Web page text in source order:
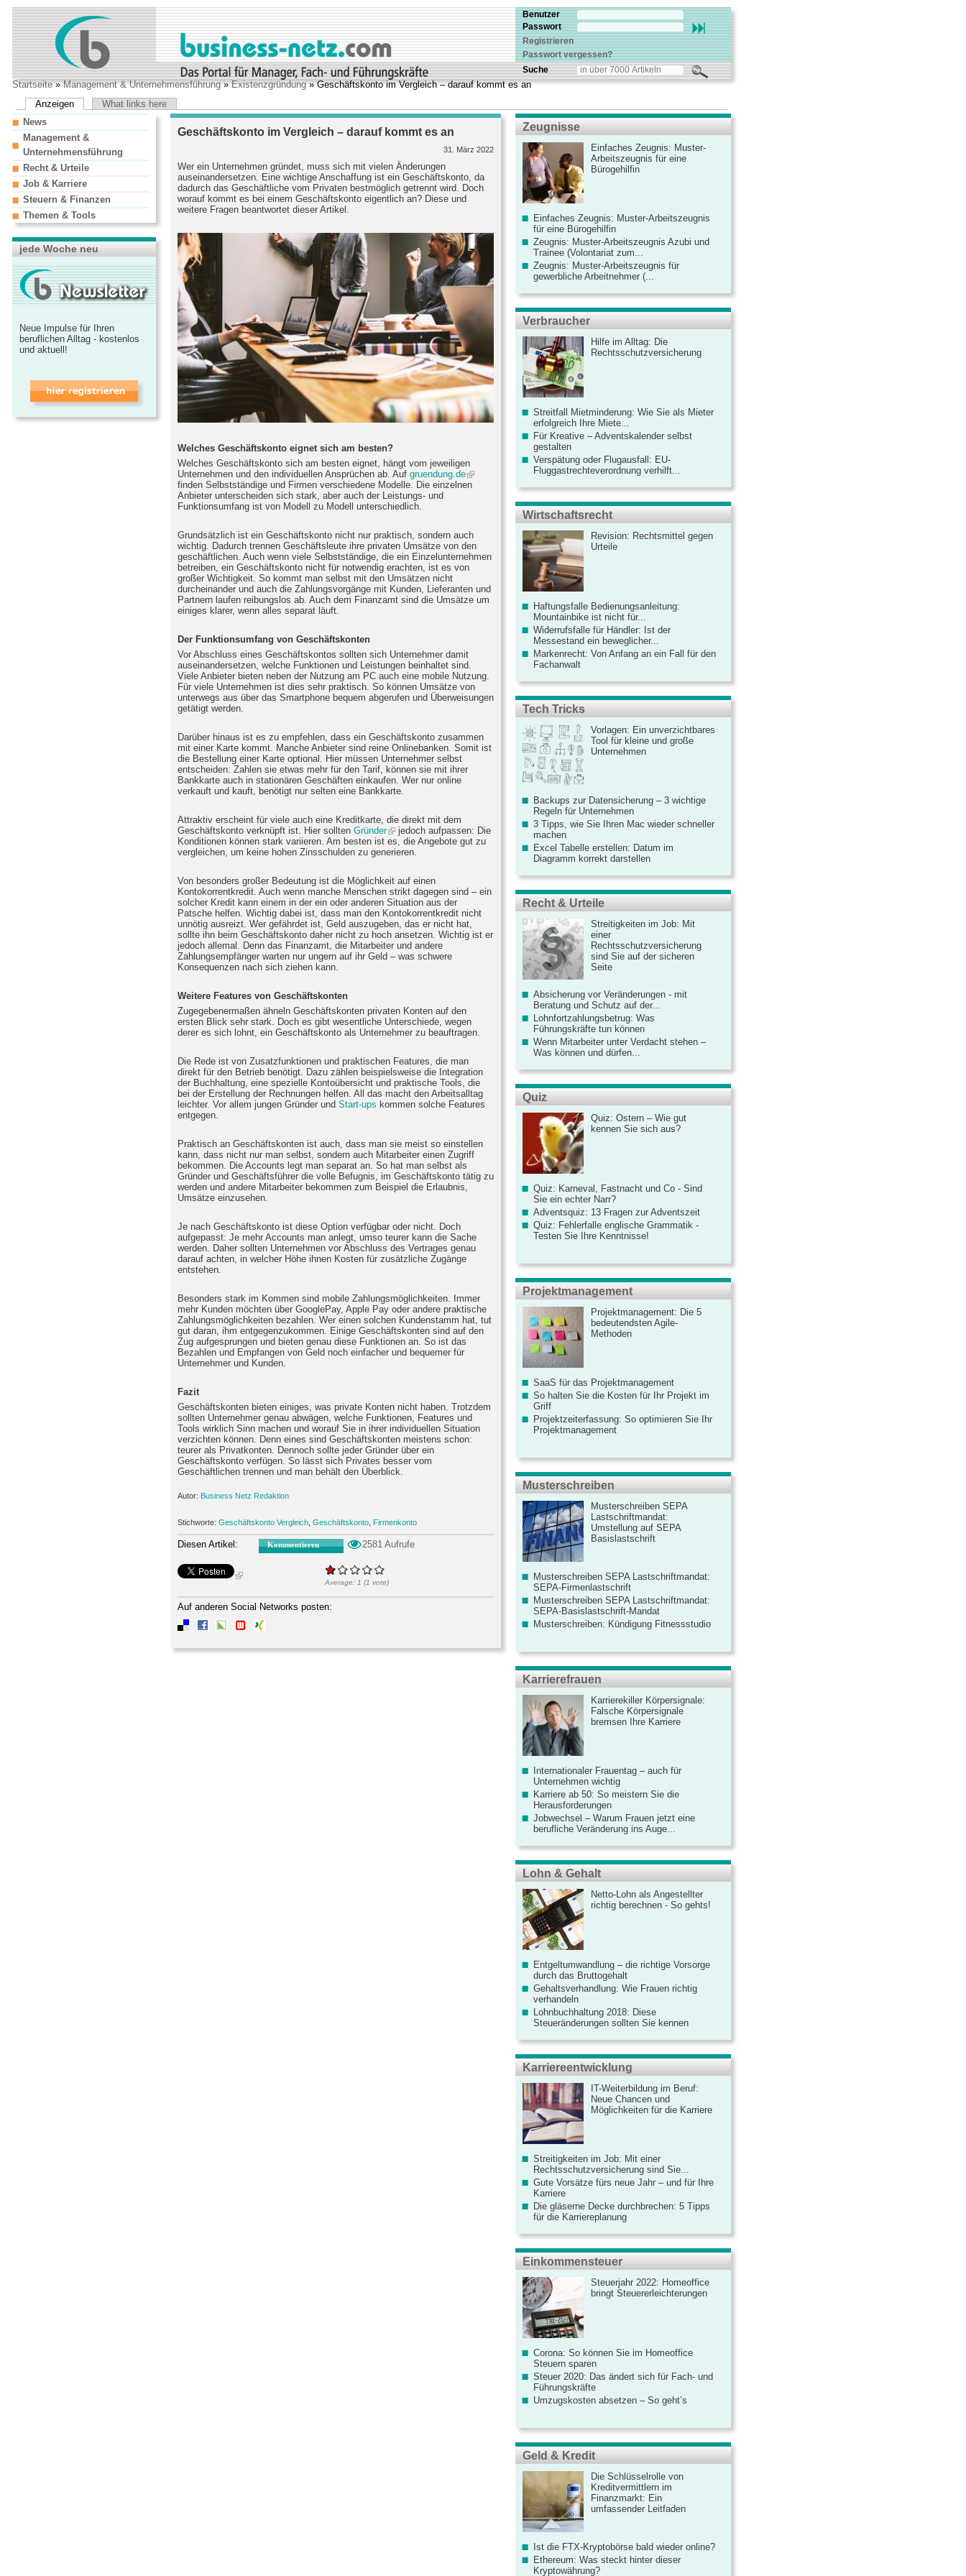
Benutzer
Passwort
Registrieren
Passwort vergessen?
Suche
Startseite»Management & Unternehmensführung»Existenzgründung» Geschäftskonto im Vergleich – darauf kommt es an
Anzeigen
What links here
Geschäftskonto im Vergleich – darauf kommt es an
31. März 2022
Wer ein Unternehmen gründet, muss sich mit vielen Änderungen
auseinandersetzen. Eine wichtige Anschaffung ist ein Geschäftskonto, da
dadurch das Geschäftliche vom Privaten bestmöglich getrennt wird. Doch
worauf kommt es bei einem Geschäftskonto eigentlich an? Diese und
weitere Fragen beantwortet dieser Artikel.
Welches Geschäftskonto eignet sich am besten?
Welches Geschäftskonto sich am besten eignet, hängt vom jeweiligen
Unternehmen und den individuellen Ansprüchen ab. Auf gruendung.de
finden Selbstständige und Firmen verschiedene Modelle. Die einzelnen
Anbieter unterscheiden sich stark, aber auch der Leistungs- und
Funktionsumfang ist von Modell zu Modell unterschiedlich.
Grundsätzlich ist ein Geschäftskonto nicht nur praktisch, sondern auch
wichtig. Dadurch trennen Geschäftsleute ihre privaten Umsätze von den
geschäftlichen. Auch wenn viele Selbstständige, die ein Einzelunternehmen
betreiben, ein Geschäftskonto nicht für notwendig erachten, ist es von
großer Wichtigkeit. So kommt man selbst mit den Umsätzen nicht
durcheinander und auch die Zahlungsvorgänge mit Kunden, Lieferanten und
Partnern laufen reibungslos ab. Auch dem Finanzamt sind die Umsätze um
einiges klarer, wenn alles separat läuft.
Der Funktionsumfang von Geschäftskonten
Vor Abschluss eines Geschäftskontos sollten sich Unternehmer damit
auseinandersetzen, welche Funktionen und Leistungen beinhaltet sind.
Viele Anbieter bieten neben der Nutzung am PC auch eine mobile Nutzung.
Für viele Unternehmen ist dies sehr praktisch. So können Umsätze von
unterwegs aus über das Smartphone bequem abgerufen und Überweisungen
getätigt werden.
Darüber hinaus ist es zu empfehlen, dass ein Geschäftskonto zusammen
mit einer Karte kommt. Manche Anbieter sind reine Onlinebanken. Somit ist
die Bestellung einer Karte optional. Hier müssen Unternehmer selbst
entscheiden: Zahlen sie etwas mehr für den Tarif, können sie mit ihrer
Bankkarte auch in stationären Geschäften einkaufen. Wer nur online
verkauft und kauft, benötigt nur selten eine Bankkarte.
Attraktiv erscheint für viele auch eine Kreditkarte, die direkt mit dem
Geschäftskonto verknüpft ist. Hier sollten Gründer
jedoch aufpassen: Die
Konditionen können stark variieren. Am besten ist es, die Angebote gut zu
vergleichen, um keine hohen Zinsschulden zu generieren.
Von besonders großer Bedeutung ist die Möglichkeit auf einen
Kontokorrentkredit. Auch wenn manche Menschen strikt dagegen sind – ein
solcher Kredit kann einem in der ein oder anderen Situation aus der
Patsche helfen. Wichtig dabei ist, dass man den Kontokorrentkredit nicht
unnötig ausreizt. Wer gefährdet ist, Geld auszugeben, das er nicht hat,
sollte ihn beim Geschäftskonto daher nicht zu hoch ansetzen. Wichtig ist er
jedoch allemal. Denn das Finanzamt, die Mitarbeiter und andere
Zahlungsempfänger warten nur ungern auf ihr Geld – was schwere
Konsequenzen nach sich ziehen kann.
Weitere Features von Geschäftskonten
Zugegebenermaßen ähneln Geschäftskonten privaten Konten auf den
ersten Blick sehr stark. Doch es gibt wesentliche Unterschiede, wegen
derer es sich lohnt, ein Geschäftskonto als Unternehmer zu beauftragen.
Die Rede ist von Zusatzfunktionen und praktischen Features, die man
direkt für den Betrieb benötigt. Dazu zählen beispielsweise die Integration
der Buchhaltung, eine spezielle Kontoübersicht und praktische Tools, die
bei der Erstellung der Rechnungen helfen. All das macht den Arbeitsalltag
leichter. Vor allem jungen Gründer und Start-ups kommen solche Features
entgegen.
Praktisch an Geschäftskonten ist auch, dass man sie meist so einstellen
kann, dass nicht nur man selbst, sondern auch Mitarbeiter einen Zugriff
bekommen. Die Accounts legt man separat an. So hat man selbst als
Gründer und Geschäftsführer die volle Befugnis, im Geschäftskonto tätig zu
werden und andere Mitarbeiter bekommen zum Beispiel die Erlaubnis,
Umsätze einzusehen.
Je nach Geschäftskonto ist diese Option verfügbar oder nicht. Doch
aufgepasst: Je mehr Accounts man anlegt, umso teurer kann die Sache
werden. Daher sollten Unternehmen vor Abschluss des Vertrages genau
darauf achten, in welcher Höhe ihnen Kosten für zusätzliche Zugänge
entstehen.
Besonders stark im Kommen sind mobile Zahlungsmöglichkeiten. Immer
mehr Kunden möchten über GooglePay, Apple Pay oder andere praktische
Zahlungsmöglichkeiten bezahlen. Wer einen solchen Kundenstamm hat, tut
gut daran, ihm entgegenzukommen. Einige Geschäftskonten sind auf den
Zug aufgesprungen und bieten genau diese Funktionen an. So ist das
Bezahlen und Empfangen von Geld noch einfacher und bequemer für
Unternehmer und Kunden.
Fazit
Geschäftskonten bieten einiges, was private Konten nicht haben. Trotzdem
sollten Unternehmer genau abwägen, welche Funktionen, Features und
Tools wirklich Sinn machen und worauf Sie in ihrer individuellen Situation
verzichten können. Denn eines sind Geschäftskonten meistens schon:
teurer als Privatkonten. Dennoch sollte jeder Gründer über ein
Geschäftskonto verfügen. So lässt sich Privates besser vom
Geschäftlichen trennen und man behält den Überblick.
Autor: Business Netz Redaktion
Stichworte: Geschäftskonto Vergleich, Geschäftskonto, Firmenkonto
Diesen Artikel: Kommentieren 2581 Aufrufe
Average: 1 (1 vote)
Auf anderen Social Networks posten:
News
Management &
Unternehmensführung
Recht & Urteile
Job & Karriere
Steuern & Finanzen
Themen & Tools
jede Woche neu
Neue Impulse für Ihren
beruflichen Alltag - kostenlos
und aktuell!
Zeugnisse
Einfaches Zeugnis: Muster-
Arbeitszeugnis für eine
Bürogehilfin
Einfaches Zeugnis: Muster-Arbeitszeugnis
für eine Bürogehilfin
Zeugnis: Muster-Arbeitszeugnis Azubi und
Trainee (Volontariat zum...
Zeugnis: Muster-Arbeitszeugnis für
gewerbliche Arbeitnehmer (...
Verbraucher
Hilfe im Alltag: Die
Rechtsschutzversicherung
Streitfall Mietminderung: Wie Sie als Mieter
erfolgreich Ihre Miete...
Für Kreative – Adventskalender selbst
gestalten
Verspätung oder Flugausfall: EU-
Fluggastrechteverordnung verhilft...
Wirtschaftsrecht
Revision: Rechtsmittel gegen
Urteile
Haftungsfalle Bedienungsanleitung:
Mountainbike ist nicht für...
Widerrufsfalle für Händler: Ist der
Messestand ein beweglicher...
Markenrecht: Von Anfang an ein Fall für den
Fachanwalt
Tech Tricks
Vorlagen: Ein unverzichtbares
Tool für kleine und große
Unternehmen
Backups zur Datensicherung – 3 wichtige
Regeln für Unternehmen
3 Tipps, wie Sie Ihren Mac wieder schneller
machen
Excel Tabelle erstellen: Datum im
Diagramm korrekt darstellen
Recht & Urteile
Streitigkeiten im Job: Mit
einer
Rechtsschutzversicherung
sind Sie auf der sicheren
Seite
Absicherung vor Veränderungen - mit
Beratung und Schutz auf der...
Lohnfortzahlungsbetrug: Was
Führungskräfte tun können
Wenn Mitarbeiter unter Verdacht stehen –
Was können und dürfen...
Quiz
Quiz: Ostern – Wie gut
kennen Sie sich aus?
Quiz: Karneval, Fastnacht und Co - Sind
Sie ein echter Narr?
Adventsquiz: 13 Fragen zur Adventszeit
Quiz: Fehlerfalle englische Grammatik -
Testen Sie Ihre Kenntnisse!
Projektmanagement
Projektmanagement: Die 5
bedeutendsten Agile-
Methoden
SaaS für das Projektmanagement
So halten Sie die Kosten für Ihr Projekt im
Griff
Projektzeiterfassung: So optimieren Sie Ihr
Projektmanagement
Musterschreiben
Musterschreiben SEPA
Lastschriftmandat:
Umstellung auf SEPA
Basislastschrift
Musterschreiben SEPA Lastschriftmandat:
SEPA-Firmenlastschrift
Musterschreiben SEPA Lastschriftmandat:
SEPA-Basislastschrift-Mandat
Musterschreiben: Kündigung Fitnessstudio
Karrierefrauen
Karrierekiller Körpersignale:
Falsche Körpersignale
bremsen Ihre Karriere
Internationaler Frauentag – auch für
Unternehmen wichtig
Karriere ab 50: So meistern Sie die
Herausforderungen
Jobwechsel – Warum Frauen jetzt eine
berufliche Veränderung ins Auge...
Lohn & Gehalt
Netto-Lohn als Angestellter
richtig berechnen - So gehts!
Entgeltumwandlung – die richtige Vorsorge
durch das Bruttogehalt
Gehaltsverhandlung: Wie Frauen richtig
verhandeln
Lohnbuchhaltung 2018: Diese
Steueränderungen sollten Sie kennen
Karriereentwicklung
IT-Weiterbildung im Beruf:
Neue Chancen und
Möglichkeiten für die Karriere
Streitigkeiten im Job: Mit einer
Rechtsschutzversicherung sind Sie...
Gute Vorsätze fürs neue Jahr – und für Ihre
Karriere
Die gläserne Decke durchbrechen: 5 Tipps
für die Karriereplanung
Einkommensteuer
Steuerjahr 2022: Homeoffice
bringt Steuererleichterungen
Corona: So können Sie im Homeoffice
Steuern sparen
Steuer 2020: Das ändert sich für Fach- und
Führungskräfte
Umzugskosten absetzen – So geht’s
Geld & Kredit
Die Schlüsselrolle von
Kreditvermittlern im
Finanzmarkt: Ein
umfassender Leitfaden
Ist die FTX-Kryptobörse bald wieder online?
Ethereum: Was steckt hinter dieser
Kryptowährung?